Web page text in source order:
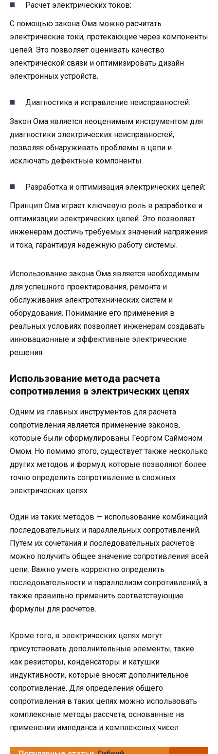
Расчет электрических токов:
С помощью закона Ома можно расчитать
электрические токи, протекающие через компоненты
цепей. Это позволяет оценивать качество
электрической связи и оптимизировать дизайн
электронных устройств.
Диагностика и исправление неисправностей:
Закон Ома является неоценимым инструментом для
диагностики электрических неисправностей,
позволяя обнаруживать проблемы в цепи и
исключать дефектные компоненты.
Разработка и оптимизация электрических цепей:
Принцип Ома играет ключевую роль в разработке и
оптимизации электрических цепей. Это позволяет
инженерам достичь требуемых значений напряжения
и тока, гарантируя надежную работу системы.
Использование закона Ома является необходимым
для успешного проектирования, ремонта и
обслуживания электротехнических систем и
оборудования. Понимание его применения в
реальных условиях позволяет инженерам создавать
инновационные и эффективные электрические
решения.
Использование метода расчета
сопротивления в электрических цепях
Одним из главных инструментов для расчета
сопротивления является применение законов,
которые были сформулированы Георгом Саймоном
Омом. Но помимо этого, существует также несколько
других методов и формул, которые позволяют более
точно определить сопротивление в сложных
электрических цепях.
Один из таких методов — использование комбинаций
последовательных и параллельных сопротивлений.
Путем их сочетания и последовательных расчетов
можно получить общее значение сопротивления всей
цепи. Важно уметь корректно определить
последовательности и параллелизм сопротивлений, а
также правильно применить соответствующие
формулы для расчетов.
Кроме того, в электрических цепях могут
присутствовать дополнительные элементы, такие
как резисторы, конденсаторы и катушки
индуктивности, которые вносят дополнительное
сопротивление. Для определения общего
сопротивления в таких цепях можно использовать
комплексные методы рассчета, основанные на
применении импеданса и комплексных чисел.